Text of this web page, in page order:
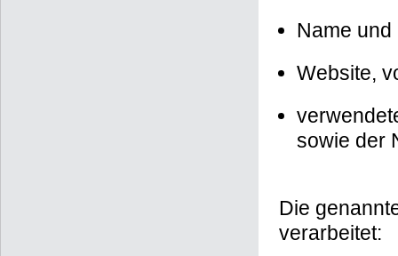
Name
Website,
sowie der
Die
verarbeitet: